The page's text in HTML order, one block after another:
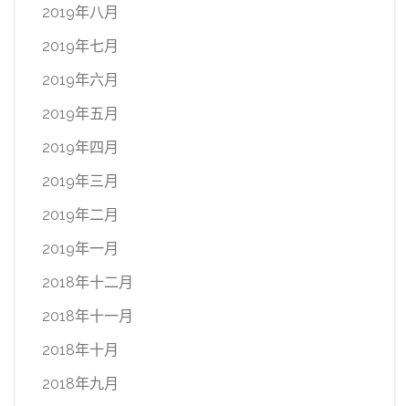
2019年八月
2019年七月
2019年六月
2019年五月
2019年四月
2019年三月
2019年二月
2019年一月
2018年十二月
2018年十一月
2018年十月
2018年九月